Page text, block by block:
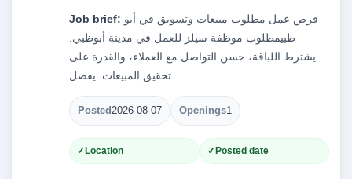
Job brief:
ظبيمطلوب موظفة سيلز للعمل في مدينة أبوظبي.
يشترط اللباقة، حسن التواصل مع العملاء، والقدرة على
Posted2026-08-07 Openings1
Location Posted date